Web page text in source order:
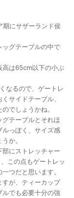
期にサザーランド侯
グテーブルの中で
高は65cm以下の小ぶ
なるので、ゲートレ
サイドテーブル、
でしょうかね。
グテーブルとそれほ
ルっぽく、サイズ感
か。
にストレッチャー
この点もゲートレッ
つだと思います。
が、ティーカップ
でも必要十分の強